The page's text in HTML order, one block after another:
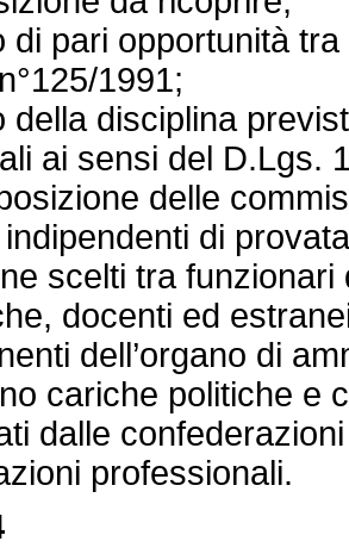
di pari opportunità
1991;
della disciplina
ai sensi del D.Lgs.
delle
di
scelti tra
docenti ed
dell’organo di
cariche politiche e
dalle
professionali.